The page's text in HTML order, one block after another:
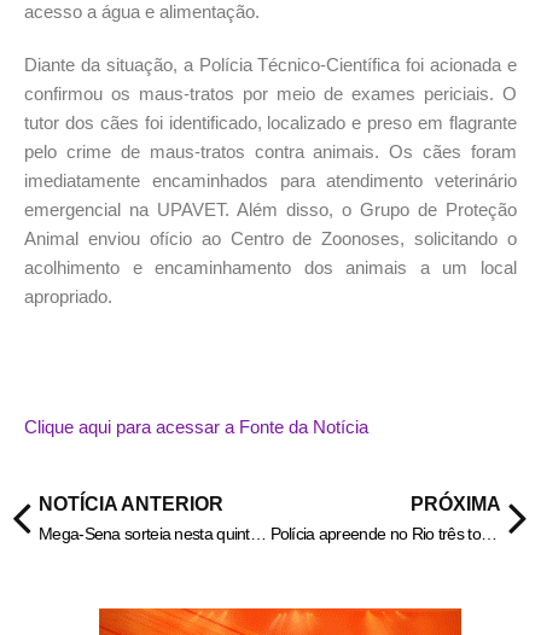
acesso a água e alimentação.
Diante da situação, a Polícia Técnico-Científica foi acionada e
confirmou os maus-tratos por meio de exames periciais. O
tutor dos cães foi identificado, localizado e preso em flagrante
pelo crime de maus-tratos contra animais.Os cães foram
imediatamente encaminhados para atendimento veterinário
emergencial na UPAVET. Além disso, o Grupo de Proteção
Animal enviou ofício ao Centro de Zoonoses, solicitando o
acolhimento e encaminhamento dos animais a um local
apropriado.
Clique aqui para acessar a Fonte da Notícia
NOTÍCIA ANTERIOR
Mega-Sena sorteia nesta quinta-feira prêmio acumulado em R$ 90 milhões
PRÓXIMA
Polícia apreende no Rio três toneladas de café impróprio para consumo